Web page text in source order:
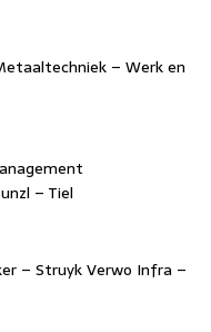
– Werk en
– Tiel
– Struyk Verwo Infra –